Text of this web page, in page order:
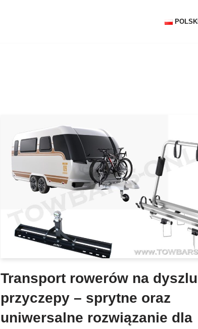
POLSKI
Transport rowerów na dyszlu
przyczepy – sprytne oraz
uniwersalne rozwiązanie dla